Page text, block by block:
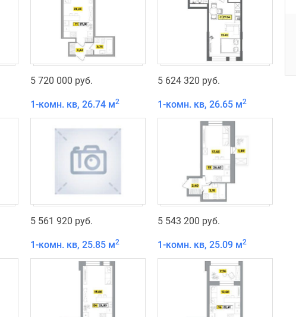
5 720 000 руб. 5 624 320 руб.
1-комн. кв, 26.74 м2
5 561 920 руб.
1-комн. кв, 26.65 м2
5 543 200 руб.
1-комн. кв, 25.85 м2 1-комн. кв, 25.09 м2